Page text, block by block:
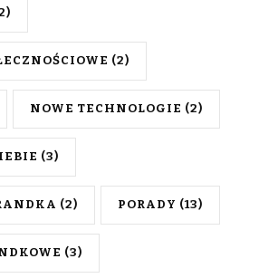
(2)
NOWE TECHNOLOGIE (2)
(3)
(2) PORADY (13)
(3)